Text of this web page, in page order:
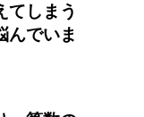
てしまう
んでいま